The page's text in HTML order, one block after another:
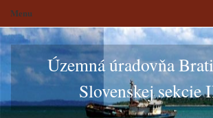
Územná úradovňa
Slovenskej sekcie
Menu